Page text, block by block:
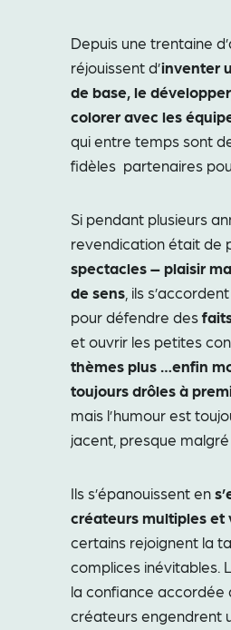
Depuis une trentaine
réjouissent d’inventer
de base, le
colorer avec les
qui entre temps sont
fidèles partenaires
Si pendant plusieurs
revendication était de
spectacles – plaisir
de sens , ils
pour défendre des
et ouvrir les petites
thèmes plus …enfin
toujours drôles à
mais l’humour est
jacent, presque malgré
Ils s’épanouissent en
créateurs multiples et
certains rejoignent la
complices inévitables.
la confiance accordée
créateurs engendrent